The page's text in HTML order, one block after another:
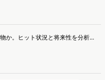
か。ヒット状況と将来性を分析...